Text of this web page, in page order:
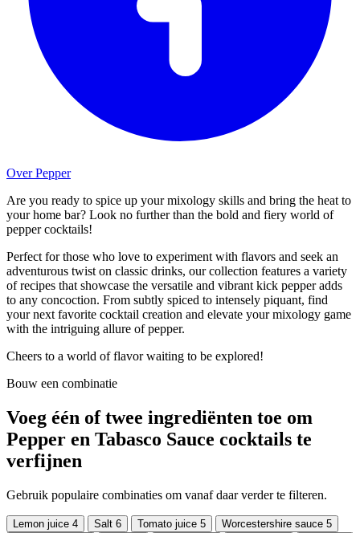
Over Pepper
Are you ready to spice up your mixology skills and bring the heat to
your home bar? Look no further than the bold and fiery world of
pepper cocktails!
Perfect for those who love to experiment with flavors and seek an
adventurous twist on classic drinks, our collection features a variety
of recipes that showcase the versatile and vibrant kick pepper adds
to any concoction. From subtly spiced to intensely piquant, find
your next favorite cocktail creation and elevate your mixology game
with the intriguing allure of pepper.
Cheers to a world of flavor waiting to be explored!
Bouw een combinatie
Voeg één of twee ingrediënten toe om
Pepper en Tabasco Sauce cocktails te
verfijnen
Gebruik populaire combinaties om vanaf daar verder te filteren.
Lemon juice 4 Salt 6 Tomato juice 5 Worcestershire sauce 5